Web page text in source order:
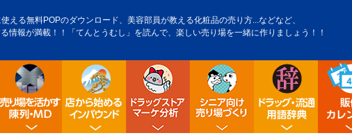
える無料POPのダウンロード、美容部員が教える化粧品の売り方...などなど、
情報が満載！！「てんとうむし」を読んで、楽しい売り場を一緒に作りましょう！！
POP販促ロジック陳列・クロスＭＤ店舗から始める訪日観光客インバウンド対策
ドラッグストア・マーケ分析
シニア向け売り場づ
流通